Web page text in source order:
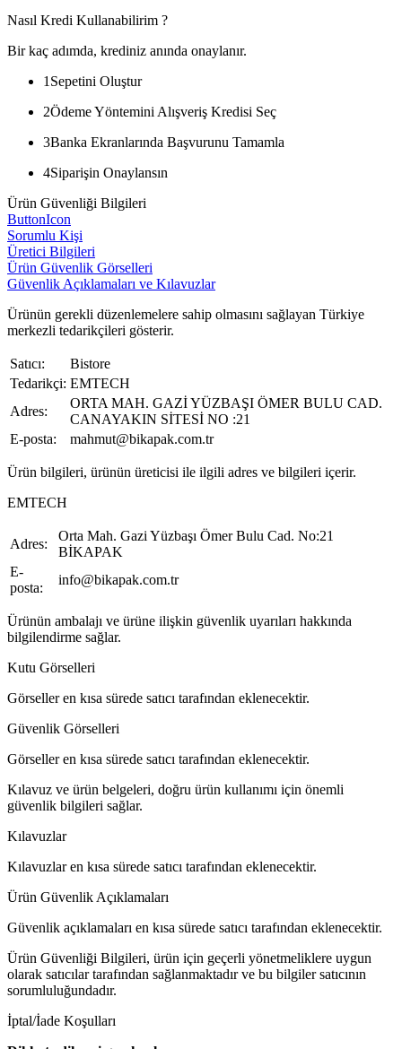
Nasıl Kredi Kullanabilirim ?
Bir kaç adımda, krediniz anında onaylanır.
1 Sepetini Oluştur
2Ödeme Yöntemini Alışveriş Kredisi Seç
3Banka Ekranlarında Başvurunu Tamamla
4Siparişin Onaylansın
Ürün Güvenliği Bilgileri
ButtonIcon
Sorumlu Kişi
Üretici Bilgileri
Ürün Güvenlik Görselleri
Güvenlik Açıklamaları ve Kılavuzlar
Ürünün gerekli düzenlemelere sahip olmasını sağlayan Türkiye
merkezli tedarikçileri gösterir.
Satıcı:
Bistore
Tedarikçi: EMTECH
Adres:
ORTA MAH. GAZİ YÜZBAŞI ÖMER BULU CAD.
CANAYAKIN SİTESİ NO :21
E-posta:
mahmut@bikapak.com.tr
Ürün bilgileri, ürünün üreticisi ile ilgili adres ve bilgileri içerir.
EMTECH
Adres:
Orta Mah. Gazi Yüzbaşı Ömer Bulu Cad. No:21
BİKAPAK
E-
posta:
info@bikapak.com.tr
Ürünün ambalajı ve ürüne ilişkin güvenlik uyarıları hakkında
bilgilendirme sağlar.
Kutu Görselleri
Görseller en kısa sürede satıcı tarafından eklenecektir.
Güvenlik Görselleri
Görseller en kısa sürede satıcı tarafından eklenecektir.
Kılavuz ve ürün belgeleri, doğru ürün kullanımı için önemli
güvenlik bilgileri sağlar.
Kılavuzlar
Kılavuzlar en kısa sürede satıcı tarafından eklenecektir.
Ürün Güvenlik Açıklamaları
Güvenlik açıklamaları en kısa sürede satıcı tarafından eklenecektir.
Ürün Güvenliği Bilgileri, ürün için geçerli yönetmeliklere uygun
olarak satıcılar tarafından sağlanmaktadır ve bu bilgiler satıcının
sorumluluğundadır.
İptal/İade Koşulları